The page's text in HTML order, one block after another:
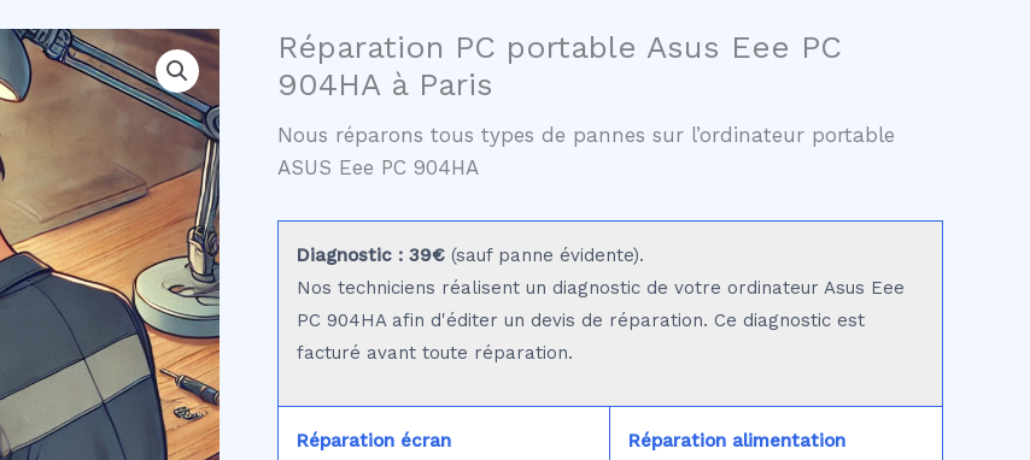
Réparation PC portable Asus Eee PC
904HA à Paris
Nous réparons tous types de pannes sur l’ordinateur portable
ASUS Eee PC 904HA
Diagnostic : 39€ (sauf panne évidente).
Nos techniciens réalisent un diagnostic de votre ordinateur Asus Eee
PC 904HA afin d'éditer un devis de réparation. Ce diagnostic est
facturé avant toute réparation.
Réparation écran
Réparation alimentation